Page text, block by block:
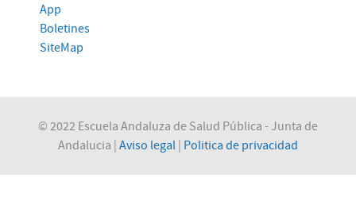
App
Boletines
SiteMap
© 2022 Escuela Andaluza de Salud Pública - Junta de
Andalucia | Aviso legal | Politica de privacidad